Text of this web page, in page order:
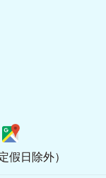
假日除外）